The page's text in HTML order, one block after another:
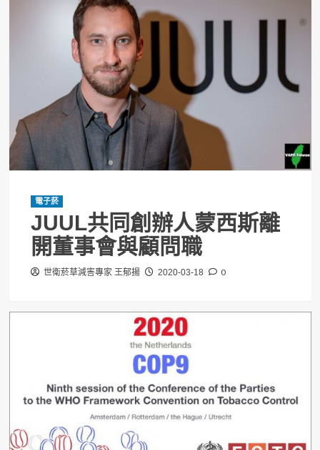
電子菸
JUUL共同創辦人蒙西斯離
開董事會與顧問職
世衛菸草減害專家 王郁揚 2020-03-18 0